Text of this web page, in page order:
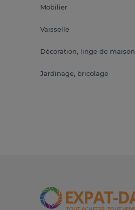
Mobilier
Vaisselle
Décoration, linge de maison
Jardinage, bricolage